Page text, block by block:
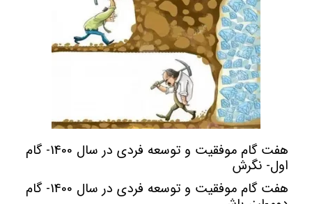
هفت گام موفقیت و توسعه فردی در سال 1400- گام
اول- نگرش
هفت گام موفقیت و توسعه فردی در سال 1400- گام